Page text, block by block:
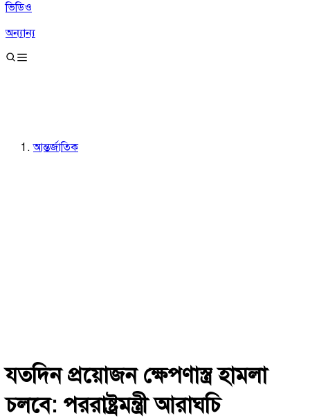
ভিডিও
অন্যান্য
আন্তর্জাতিক
যতদিন প্রয়োজন ক্ষেপণাস্ত্র হামলা
চলবে: পররাষ্ট্রমন্ত্রী আরাঘচি